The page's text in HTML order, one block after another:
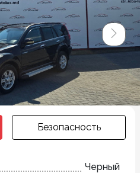
Безопасность
Черный